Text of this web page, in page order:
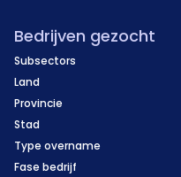
Bedrijven gezocht
Subsectors
Land
Provincie
Stad
Type overname
Fase bedrijf